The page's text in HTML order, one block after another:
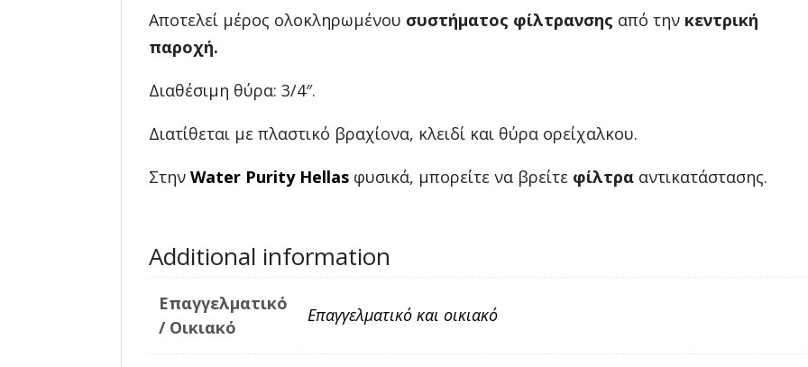
Αποτελεί μέρος ολοκληρωμένου συστήματος φίλτρανσης από την κεντρική
παροχή.
Διαθέσιμη θύρα: 3/4″.
Διατίθεται με πλαστικό βραχίονα, κλειδί και θύρα ορείχαλκου.
ΣτηνWater Purity Hellas φυσικά, μπορείτε να βρείτε φίλτρα αντικατάστασης.
Additional information
Επαγγελματικό
/ Οικιακό
Επαγγελματικό και οικιακό